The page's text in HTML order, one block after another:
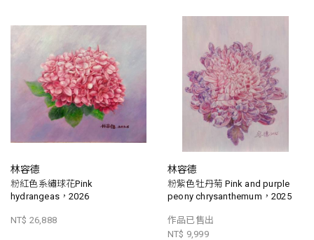
林容德
粉紅色系繡球花Pink
hydrangeas，2026
NT$ 26,888
林容德
粉紫色牡丹菊 Pink and purple
peony chrysanthemum，2025
作品已售出
NT$ 9,999